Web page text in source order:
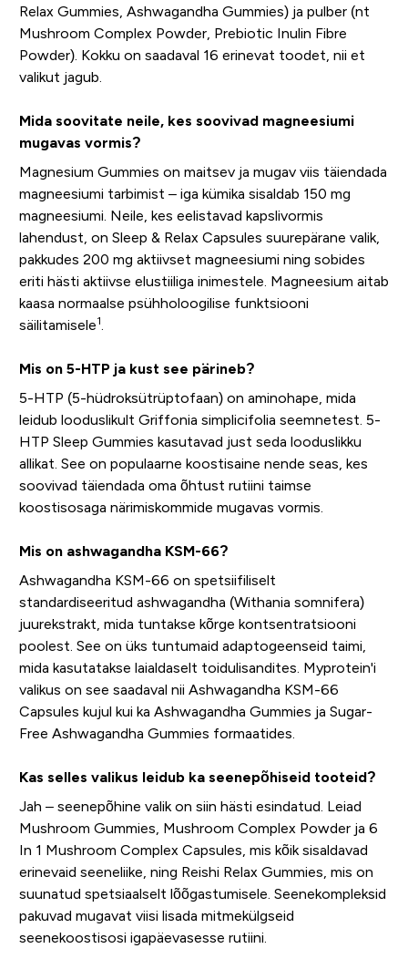
Relax Gummies, Ashwagandha Gummies) ja pulber (nt
Mushroom Complex Powder, Prebiotic Inulin Fibre
Powder). Kokku on saadaval 16 erinevat toodet, nii et
valikut jagub.
Mida soovitate neile, kes soovivad magneesiumi
mugavas vormis?
Magnesium Gummies on maitsev ja mugav viis täiendada
magneesiumi tarbimist – iga kümika sisaldab 150 mg
magneesiumi. Neile, kes eelistavad kapslivormis
lahendust, on Sleep & Relax Capsules suurepärane valik,
pakkudes 200 mg aktiivset magneesiumi ning sobides
eriti hästi aktiivse elustiiliga inimestele. Magneesium aitab
kaasa normaalse psühholoogilise funktsiooni
säilitamisele1
Mis on 5-HTP ja kust see pärineb?
5-HTP (5-hüdroksütrüptofaan) on aminohape, mida
leidub looduslikult Griffonia simplicifolia seemnetest. 5-
HTP Sleep Gummies kasutavad just seda looduslikku
allikat. See on populaarne koostisaine nende seas, kes
soovivad täiendada oma õhtust rutiini taimse
koostisosaga närimiskommide mugavas vormis.
Mis on ashwagandha KSM-66?
Ashwagandha KSM-66 on spetsiifiliselt
standardiseeritud ashwagandha (Withania somnifera)
juurekstrakt, mida tuntakse kõrge kontsentratsiooni
poolest. See on üks tuntumaid adaptogeenseid taimi,
mida kasutatakse laialdaselt toidulisandites. Myprotein'i
valikus on see saadaval nii Ashwagandha KSM-66
Capsules kujul kui ka Ashwagandha Gummies ja Sugar-
Free Ashwagandha Gummies formaatides.
Kas selles valikus leidub ka seenepõhiseid tooteid?
Jah – seenepõhine valik on siin hästi esindatud. Leiad
Mushroom Gummies, Mushroom Complex Powder ja 6
In 1 Mushroom Complex Capsules, mis kõik sisaldavad
erinevaid seeneliike, ning Reishi Relax Gummies, mis on
suunatud spetsiaalselt lõõgastumisele. Seenekompleksid
pakuvad mugavat viisi lisada mitmekülgseid
seenekoostisosi igapäevasesse rutiini.